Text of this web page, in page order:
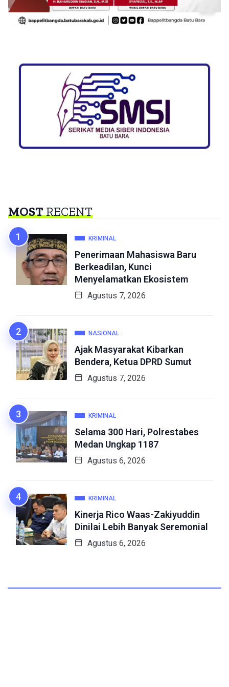
MOSTRECENT
KRIMINAL
Penerimaan Mahasiswa Baru
Berkeadilan, Kunci
Menyelamatkan Ekosistem
Agustus 7, 2026
NASIONAL
Ajak Masyarakat Kibarkan
Bendera, Ketua DPRD Sumut
Agustus 7, 2026
KRIMINAL
Selama 300 Hari, Polrestabes
Medan Ungkap 1187
Agustus 6, 2026
KRIMINAL
Kinerja Rico Waas-Zakiyuddin
Dinilai Lebih Banyak Seremonial
Agustus 6, 2026